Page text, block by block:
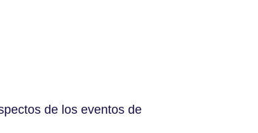
de los eventos de